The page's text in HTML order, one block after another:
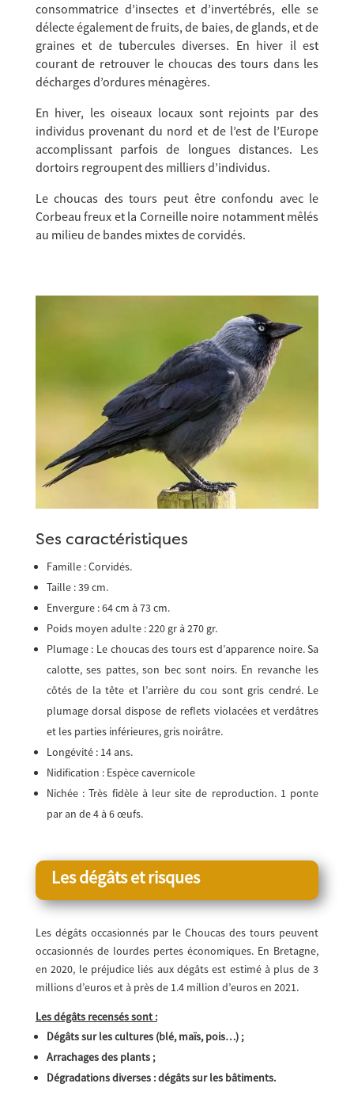
consommatrice d’insectes et d’invertébrés, elle se
délecte également de fruits, de baies, de glands, et de
graines et de tubercules diverses. En hiver il est
courant de retrouver le choucas des tours dans les
décharges d’ordures ménagères.
En hiver, les oiseaux locaux sont rejoints par des
individus provenant du nord et de l’est de l’Europe
accomplissant parfois de longues distances. Les
dortoirs regroupent des milliers d’individus.
Le choucas des tours peut être confondu avec le
Corbeau freux et la Corneille noire notamment mêlés
au milieu de bandes mixtes de corvidés.
Ses caractéristiques
Famille : Corvidés.
Taille : 39 cm.
Envergure : 64 cm à 73 cm.
Poids moyen adulte : 220 gr à 270 gr.
Plumage : Le choucas des tours est d’apparence noire. Sa
calotte, ses pattes, son bec sont noirs. En revanche les
côtés de la tête et l’arrière du cou sont gris cendré. Le
plumage dorsal dispose de reflets violacées et verdâtres
et les parties inférieures, gris noirâtre.
Longévité : 14 ans.
Nidification : Espèce cavernicole
Nichée : Très fidèle à leur site de reproduction. 1 ponte
par an de 4 à 6 œufs.
Les dégâts et risques
Les dégâts occasionnés par le Choucas des tours peuvent
occasionnés de lourdes pertes économiques. En Bretagne,
en 2020, le préjudice liés aux dégâts est estimé à plus de 3
millions d’euros et à près de 1.4 million d’euros en 2021.
Les dégâts recensés sont :
Dégâts sur les cultures (blé, maïs, pois…) ;
Arrachages des plants ;
Dégradations diverses : dégâts sur les bâtiments.